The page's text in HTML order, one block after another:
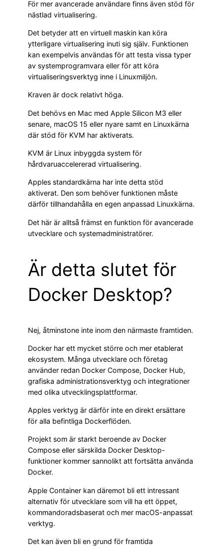
För mer avancerade användare finns även stöd för
nästlad virtualisering.
Det betyder att en virtuell maskin kan köra
ytterligare virtualisering inuti sig själv. Funktionen
kan exempelvis användas för att testa vissa typer
av systemprogramvara eller för att köra
virtualiseringsverktyg inne i Linuxmiljön.
Kraven är dock relativt höga.
Det behövs en Mac med Apple Silicon M3 eller
senare, macOS 15 eller nyare samt en Linuxkärna
där stöd för KVM har aktiverats.
KVM är Linux inbyggda system för
hårdvaruaccelererad virtualisering.
Apples standardkärna har inte detta stöd
aktiverat. Den som behöver funktionen måste
därför tillhandahålla en egen anpassad Linuxkärna.
Det här är alltså främst en funktion för avancerade
utvecklare och systemadministratörer.
Är detta slutet för
Docker Desktop?
Nej, åtminstone inte inom den närmaste framtiden.
Docker har ett mycket större och mer etablerat
ekosystem. Många utvecklare och företag
använder redan Docker Compose, Docker Hub,
grafiska administrationsverktyg och integrationer
med olika utvecklingsplattformar.
Apples verktyg är därför inte en direkt ersättare
för alla befintliga Dockerflöden.
Projekt som är starkt beroende av Docker
Compose eller särskilda Docker Desktop-
funktioner kommer sannolikt att fortsätta använda
Docker.
Apple Container kan däremot bli ett intressant
alternativ för utvecklare som vill ha ett öppet,
kommandoradsbaserat och mer macOS-anpassat
verktyg.
Det kan även bli en grund för framtida